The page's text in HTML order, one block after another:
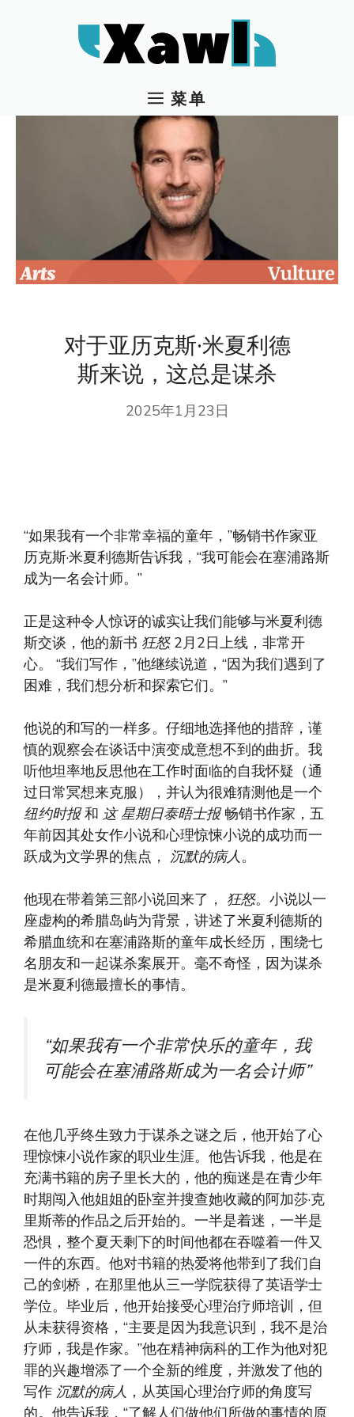
菜单
对于亚历克斯·米夏利德
斯来说，这总是谋杀
2025年1月23日
“如果我有一个非常幸福的童年，”畅销书作家亚
历克斯·米夏利德斯告诉我，“我可能会在塞浦路斯
成为一名会计师。”
正是这种令人惊讶的诚实让我们能够与米夏利德
斯交谈，他的新书 狂怒2月2日上线，非常开
心。 “我们写作，”他继续说道，“因为我们遇到了
困难，我们想分析和探索它们。”
他说的和写的一样多。仔细地选择他的措辞，谨
慎的观察会在谈话中演变成意想不到的曲折。我
听他坦率地反思他在工作时面临的自我怀疑（通
过日常冥想来克服），并认为很难猜测他是一个
纽约时报和 这 星期日泰晤士报畅销书作家，五
年前因其处女作小说和心理惊悚小说的成功而一
跃成为文学界的焦点， 沉默的病人。
他现在带着第三部小说回来了， 狂怒。小说以一
座虚构的希腊岛屿为背景，讲述了米夏利德斯的
希腊血统和在塞浦路斯的童年成长经历，围绕七
名朋友和一起谋杀案展开。毫不奇怪，因为谋杀
是米夏利德最擅长的事情。
“如果我有一个非常快乐的童年，我
可能会在塞浦路斯成为一名会计师”
在他几乎终生致力于谋杀之谜之后，他开始了心
理惊悚小说作家的职业生涯。他告诉我，他是在
充满书籍的房子里长大的，他的痴迷是在青少年
时期闯入他姐姐的卧室并搜查她收藏的阿加莎·克
里斯蒂的作品之后开始的。一半是着迷，一半是
恐惧，整个夏天剩下的时间他都在吞噬着一件又
一件的东西。他对书籍的热爱将他带到了我们自
己的剑桥，在那里他从三一学院获得了英语学士
学位。毕业后，他开始接受心理治疗师培训，但
从未获得资格，“主要是因为我意识到，我不是治
疗师，我是作家。”他在精神病科的工作为他对犯
罪的兴趣增添了一个全新的维度，并激发了他的
写作 沉默的病人 ，从英国心理治疗师的角度写